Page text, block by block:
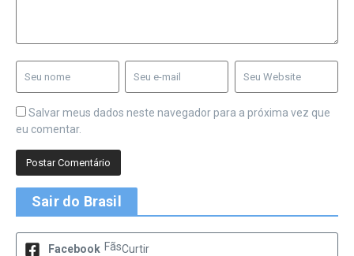
Salvar meus dados neste navegador para a próxima vez que
eu comentar.
Sair do Brasil
Facebook FãsCurtir